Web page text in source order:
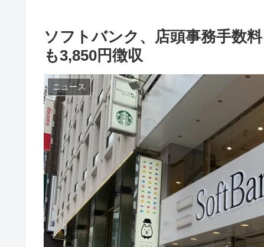
ソフトバンク、店頭事務手数
も3,850円徴収
ニュース